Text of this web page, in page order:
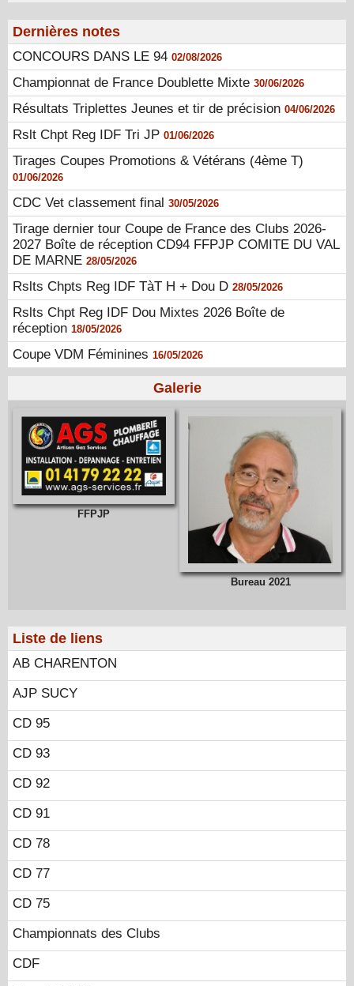
Dernières notes
CONCOURS DANS LE 94 02/08/2026
Championnat de France Doublette Mixte 30/06/2026
Résultats Triplettes Jeunes et tir de précision 04/06/2026
Rslt Chpt Reg IDF Tri JP 01/06/2026
Tirages Coupes Promotions & Vétérans (4ème T)
01/06/2026
CDC Vet classement final 30/05/2026
Tirage dernier tour Coupe de France des Clubs 2026-
2027 Boîte de réception CD94 FFPJP COMITE DU VAL
DE MARNE 28/05/2026
Rslts Chpts Reg IDF TàT H + Dou D 28/05/2026
Rslts Chpt Reg IDF Dou Mixtes 2026 Boîte de
réception 18/05/2026
Coupe VDM Féminines 16/05/2026
Galerie
FFPJP
Bureau 2021
Liste de liens
AB CHARENTON
AJP SUCY
CD 95
CD 93
CD 92
CD 91
CD 78
CD 77
CD 75
Championnats des Clubs
CDF